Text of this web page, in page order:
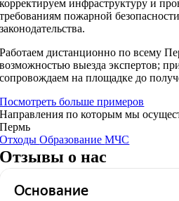
корректируем инфраструктуру и
требованиям пожарной
законодательства.
Работаем дистанционно по всему
возможностью выезда экспертов;
сопровождаем на площадке до
Посмотреть больше примеров
Направления по которым мы
Пермь
ОтходыОбразованиеМЧС
Отзывы о нас